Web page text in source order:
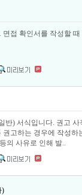
면접 확인서를 작성할
반) 서식입니다. 권고
권고하는 경우에 작성
의 사유로 인해 발..
)